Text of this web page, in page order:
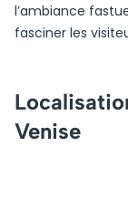
l’ambiance
fasciner les
Venise